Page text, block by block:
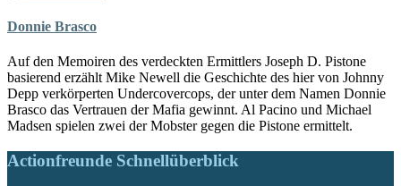
Donnie Brasco
Auf den Memoiren des verdeckten Ermittlers Joseph D. Pistone
basierend erzählt Mike Newell die Geschichte des hier von Johnny
Depp verkörperten Undercovercops, der unter dem Namen Donnie
Brasco das Vertrauen der Mafia gewinnt. Al Pacino und Michael
Madsen spielen zwei der Mobster gegen die Pistone ermittelt.
Actionfreunde Schnellüberblick